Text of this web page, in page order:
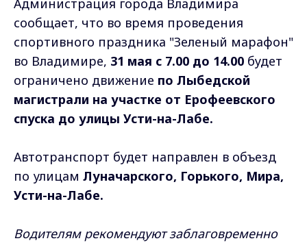
сообщает, что во время проведения
спортивного праздника "Зеленый марафон"
во Владимире, 31 мая с 7.00 до 14.00 будет
ограничено движение по Лыбедской
магистрали на участке от Ерофеевского
спуска до улицы Усти-на-Лабе.
Автотранспорт будет направлен в объезд
по улицам Луначарского, Горького, Мира,
Усти-на-Лабе.
Водителям рекомендуют заблаговременно